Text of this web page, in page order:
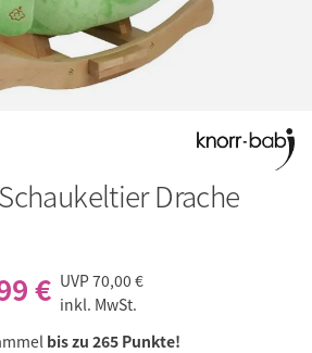
Schaukeltier Drache
€ UVP70,00 €
inkl. MwSt.
bis zu 265 Punkte!